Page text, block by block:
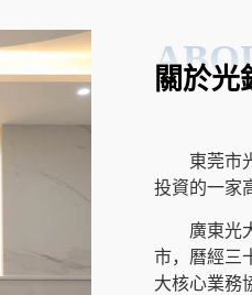
關於光
東莞市
投資的一家
廣東光
市，曆經三
大核心業務